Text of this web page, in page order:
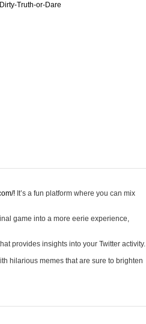
Truth-or-Dare
! It’s a fun platform where you can mix
game into a more eerie experience,
provides insights into your Twitter activity.
hilarious memes that are sure to brighten